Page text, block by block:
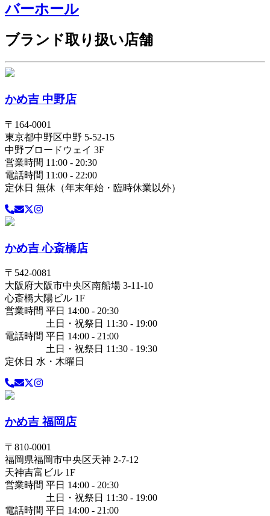
バーホール
ブランド取り扱い店舗
かめ吉 中野店
〒 164-0001
東京都中野区中野 5-52-15
中野ブロードウェイ 3F
営業時間 11:00 - 20:30
電話時間 11:00 - 22:00
定休日 無休（年末年始・臨時休業以外）
かめ吉 心斎橋店
〒 542-0081
大阪府大阪市中央区南船場 3-11-10
心斎橋大陽ビル 1F
営業時間 平日 14:00 - 20:30
土日・祝祭日 11:30 - 19:00
電話時間 平日 14:00 - 21:00
土日・祝祭日 11:30 - 19:30
定休日 水・木曜日
かめ吉 福岡店
〒 810-0001
福岡県福岡市中央区天神 2-7-12
天神吉富ビル 1F
営業時間 平日 14:00 - 20:30
土日・祝祭日 11:30 - 19:00
電話時間 平日 14:00 - 21:00